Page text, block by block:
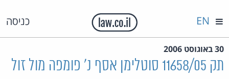
כניסה EN
30 באוגוסט 2006
תק 11658/05 סוטלימן אסף נ' פומפה מול זול